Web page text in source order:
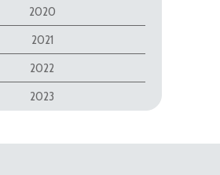
2020
2021
2022
2023